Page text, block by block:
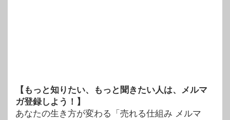
【もっと知りたい、もっと聞きたい人は、メルマ
ガ登録しよう！】
あなたの生き方が変わる「売れる仕組み メルマ